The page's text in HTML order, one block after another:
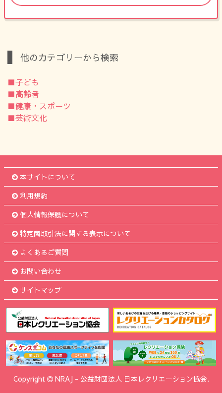
他のカテゴリーから検索
■子ども
■高齢者
■健康・スポーツ
■芸術文化
本サイトについて
利用規約
個人情報保護について
特定商取引法に関する表示について
よくあるご質問
お問い合わせ
サイトマップ
Copyright NRAJ - 公益財団法人 日本レクリエーション協会.